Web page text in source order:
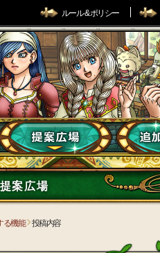
ルール & ポリシー
提案広場
る機能 投稿内容